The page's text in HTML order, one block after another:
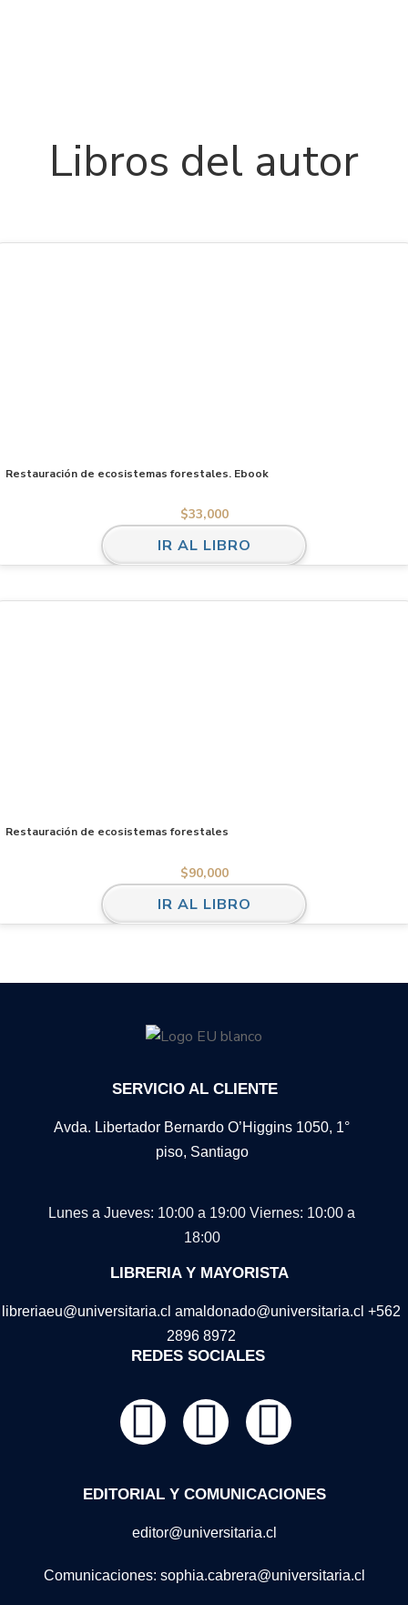
Libros del autor
Restauración de ecosistemas forestales. Ebook
$33,000
IR AL LIBRO
Restauración de ecosistemas forestales
$90,000
IR AL LIBRO
SERVICIO AL CLIENTE
Avda. Libertador Bernardo O’Higgins 1050, 1°
piso, Santiago
Lunes a Jueves: 10:00 a 19:00 Viernes: 10:00 a
18:00
LIBRERIA Y MAYORISTA
libreriaeu@universitaria.cl amaldonado@universitaria.cl +562
2896 8972
REDES SOCIALES
EDITORIAL Y COMUNICACIONES
editor@universitaria.cl
Comunicaciones: sophia.cabrera@universitaria.cl